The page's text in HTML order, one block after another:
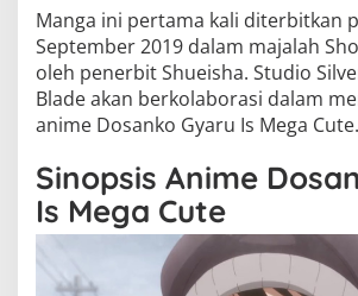
Manga ini pertama kali diterbitkan
September 2019 dalam majalah
oleh penerbit Shueisha. Studio
Blade akan berkolaborasi dalam
anime Dosanko Gyaru Is Mega Cute.
Sinopsis Anime
Is Mega Cute